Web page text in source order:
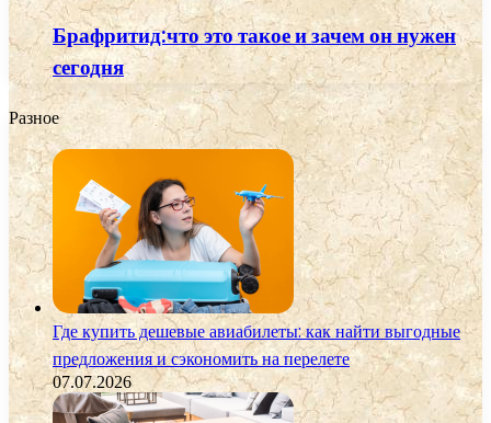
Брафритид:что это такое и зачем он нужен
сегодня
Разное
Где купить дешевые авиабилеты: как найти выгодные
предложения и сэкономить на перелете
07.07.2026